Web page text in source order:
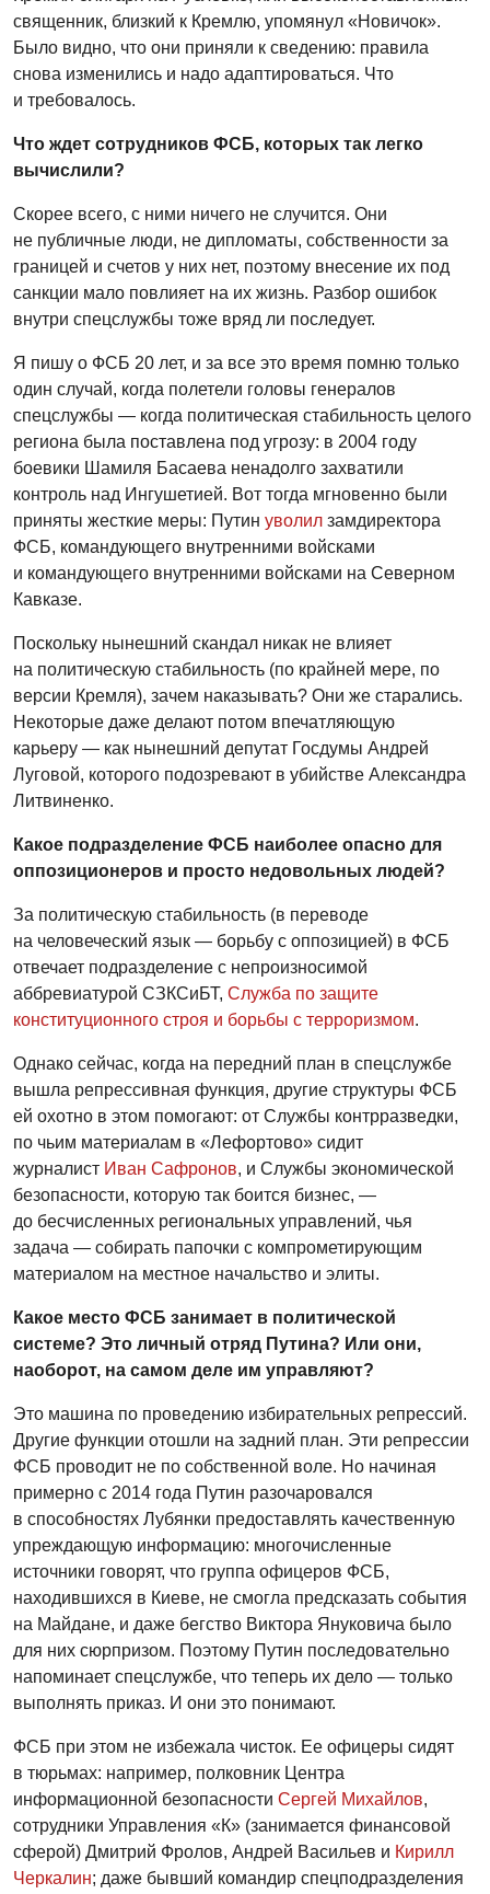
священник, близкий к Кремлю, упомянул «Новичок».
Было видно, что они приняли к сведению: правила
снова изменились и надо адаптироваться. Что
и требовалось.
Что ждет сотрудников ФСБ, которых так легко
вычислили?
Скорее всего, с ними ничего не случится. Они
не публичные люди, не дипломаты, собственности за
границей и счетов у них нет, поэтому внесение их под
санкции мало повлияет на их жизнь. Разбор ошибок
внутри спецслужбы тоже вряд ли последует.
Я пишу о ФСБ 20 лет, и за все это время помню только
один случай, когда полетели головы генералов
спецслужбы — когда политическая стабильность целого
региона была поставлена под угрозу: в 2004 году
боевики Шамиля Басаева ненадолго захватили
контроль над Ингушетией. Вот тогда мгновенно были
приняты жесткие меры: Путин уволил замдиректора
ФСБ, командующего внутренними войсками
и командующего внутренними войсками на Северном
Кавказе.
Поскольку нынешний скандал никак не влияет
на политическую стабильность (по крайней мере, по
версии Кремля), зачем наказывать? Они же старались.
Некоторые даже делают потом впечатляющую
карьеру — как нынешний депутат Госдумы Андрей
Луговой, которого подозревают в убийстве Александра
Литвиненко.
Какое подразделение ФСБ наиболее опасно для
оппозиционеров и просто недовольных людей?
За политическую стабильность (в переводе
на человеческий язык — борьбу с оппозицией) в ФСБ
отвечает подразделение с непроизносимой
аббревиатурой СЗКСиБТ, Служба по защите
конституционного строя и борьбы с терроризмом.
Однако сейчас, когда на передний план в спецслужбе
вышла репрессивная функция, другие структуры ФСБ
ей охотно в этом помогают: от Службы контрразведки,
по чьим материалам в «Лефортово» сидит
журналист Иван Сафронов, и Службы экономической
безопасности, которую так боится бизнес, —
до бесчисленных региональных управлений, чья
задача — собирать папочки с компрометирующим
материалом на местное начальство и элиты.
Какое место ФСБ занимает в политической
системе? Это личный отряд Путина? Или они,
наоборот, на самом деле им управляют?
Это машина по проведению избирательных репрессий.
Другие функции отошли на задний план. Эти репрессии
ФСБ проводит не по собственной воле. Но начиная
примерно с 2014 года Путин разочаровался
в способностях Лубянки предоставлять качественную
упреждающую информацию: многочисленные
источники говорят, что группа офицеров ФСБ,
находившихся в Киеве, не смогла предсказать события
на Майдане, и даже бегство Виктора Януковича было
для них сюрпризом. Поэтому Путин последовательно
напоминает спецслужбе, что теперь их дело — только
выполнять приказ. И они это понимают.
ФСБ при этом не избежала чисток. Ее офицеры сидят
в тюрьмах: например, полковник Центра
информационной безопасности Сергей Михайлов,
сотрудники Управления «К» (занимается финансовой
сферой) Дмитрий Фролов, Андрей Васильев и Кирилл
Черкалин; даже бывший командир спецподразделения